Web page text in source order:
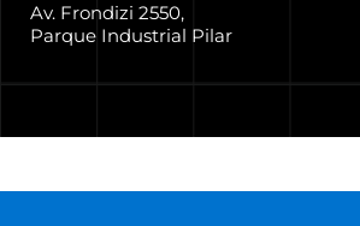
Av. Frondizi 2550,
Parque Industrial Pilar